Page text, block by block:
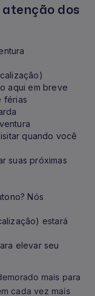
dos
aqui em breve
férias
quando você
suas próximas
Nós
estará
elevar seu
mais para
cada vez mais